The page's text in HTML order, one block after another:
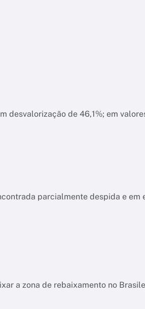
desvalorização de 46,1%; em
parcialmente despida e em
a zona de rebaixamento no